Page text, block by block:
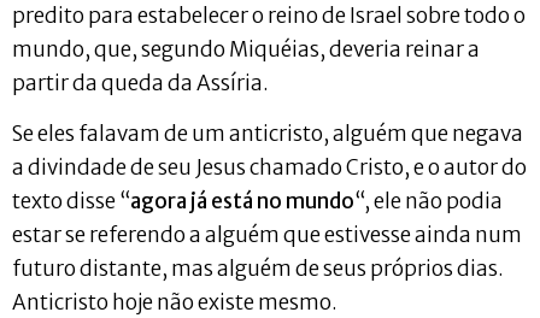
predito para estabelecer o reino de Israel sobre todo o
mundo, que, segundo Miquéias, deveria reinar a
partir da queda da Assíria.
Se eles falavam de um anticristo, alguém que negava
a divindade de seu Jesus chamado Cristo, e o autor do
texto disse “agora já está no mundo“, ele não podia
estar se referendo a alguém que estivesse ainda num
futuro distante, mas alguém de seus próprios dias.
Anticristo hoje não existe mesmo.